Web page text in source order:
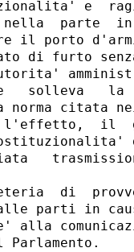
e
parte
porto d'armi
di furto senza
solleva   la
norma citata
il
di
alle parti in
alla
Parlamento.